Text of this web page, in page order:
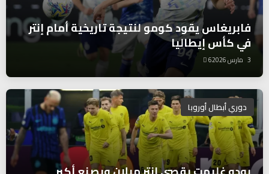
فابريغاس يقود كومو لنتيجة تاريخية أمام إنتر
في كأس إيطاليا
3 مارس 2026 6
دوري أبطال أوروبا